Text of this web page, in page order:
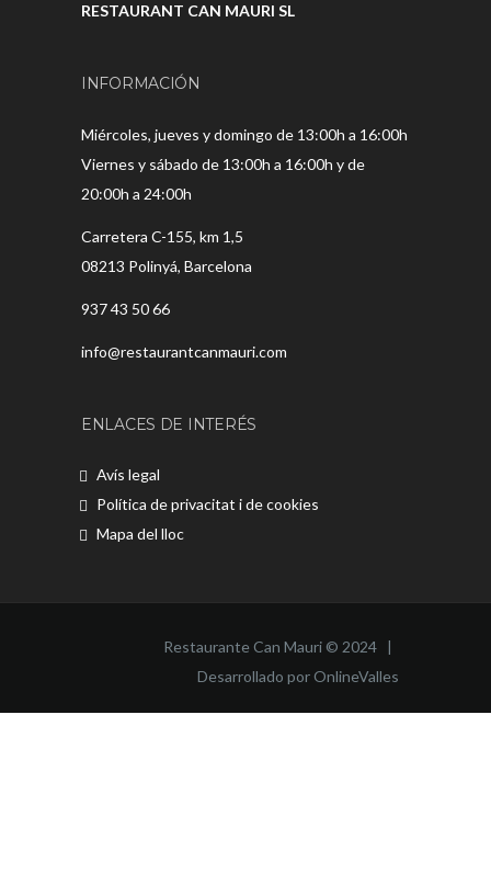
RESTAURANT CAN MAURI SL
INFORMACIÓN
Miércoles, jueves y domingo de 13:00h a 16:00h
Viernes y sábado de 13:00h a 16:00h y de
20:00h a 24:00h
Carretera C-155, km 1,5
08213 Polinyá, Barcelona
937 43 50 66
info@restaurantcanmauri.com
ENLACES DE INTERÉS
Avís legal
Política de privacitat i de cookies
Mapa del lloc
Restaurante Can Mauri © 2024 |
Desarrollado por OnlineValles